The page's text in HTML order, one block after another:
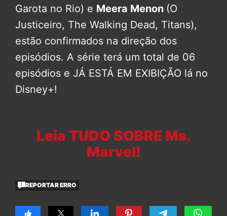
Garota no Rio) e Meera Menon (O
Justiceiro, The Walking Dead, Titans),
estão confirmados na direção dos
episódios. A série terá um total de 06
episódios e JÁ ESTÁ EM EXIBIÇÃO lá no
Disney+!
Leia TUDO SOBRE Ms.
Marvel!
REPORTAR ERRO